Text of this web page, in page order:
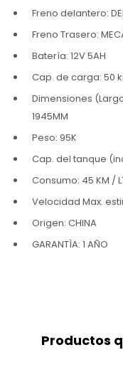
Freno delantero:
Freno Trasero:
Batería: 12V 5AH
Cap. de carga: 50
Dimensiones
1945MM
Peso: 95K
Cap. del tanque
Consumo: 45 KM /
Velocidad Max.
Origen: CHINA
GARANTÌA: 1 AÑO
Productos